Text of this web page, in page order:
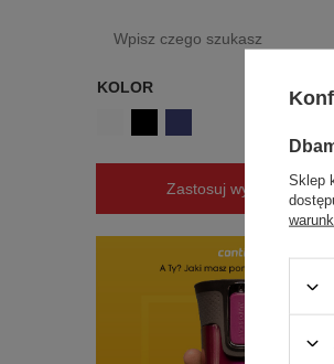
KOLOR
Zastosuj wybrane filtry
Sklep